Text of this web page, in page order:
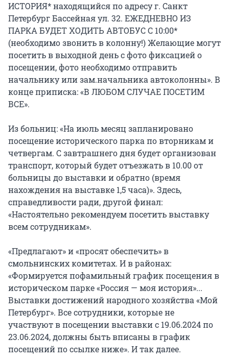
ИСТОРИЯ* находящийся по адресу г. Санкт
Петербург Бассейная ул. 32. ЕЖЕДНЕВНО ИЗ
ПАРКА БУДЕТ ХОДИТЬ АВТОБУС С 10:00*
(необходимо звонить в колонну!) Желающие могут
посетить в выходной день с фото фиксацией о
посещении, фото необходимо отправить
начальнику или зам.начальника автоколонны». В
конце приписка: «В ЛЮБОМ СЛУЧАЕ ПОСЕТИМ
ВСЕ».
Из больниц: «На июль месяц запланировано
посещение исторического парка по вторникам и
четвергам. С завтрашнего дня будет организован
транспорт, который будет отъезжать в 10.00 от
больницы до выставки и обратно (время
нахождения на выставке 1,5 часа)». Здесь,
справедливости ради, другой финал:
«Настоятельно рекомендуем посетить выставку
всем сотрудникам».
«Предлагают» и «просят обеспечить» в
смольнинских комитетах. И в районах:
«Формируется пофамильный график посещения в
историческом парке «Россия — моя история»...
Выставки достижений народного хозяйства «Мой
Петербург». Все сотрудники, которые не
участвуют в посещении выставки с 19.06.2024 по
23.06.2024, должны быть вписаны в график
посещений по ссылке ниже». И так далее.